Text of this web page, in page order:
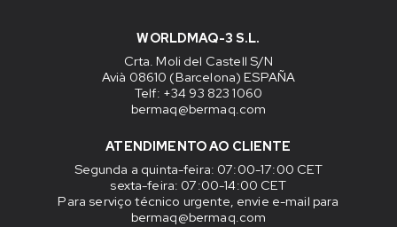
WORLDMAQ-3 S.L.
Crta. Moli del Castell S/N
Avià 08610 (Barcelona) ESPAÑA
Telf: +34 93 823 1060
bermaq@bermaq.com
ATENDIMENTO AO CLIENTE
Segunda a quinta-feira: 07:00-17:00 CET
sexta-feira: 07:00-14:00 CET
Para serviço técnico urgente, envie e-mail para
bermaq@bermaq.com